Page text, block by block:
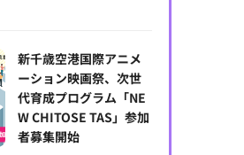
新千歳空港国際アニメ
ーション映画祭、次世
代育成プログラム「NE
W CHITOSE TAS」参加
者募集開始